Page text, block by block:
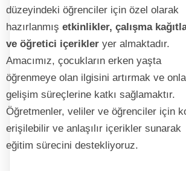
düzeyindeki öğrenciler için özel olarak
hazırlanmış etkinlikler, çalışma
ve öğretici içerikler yer almaktadır.
Amacımız, çocukların erken yaşta
öğrenmeye olan ilgisini artırmak ve
gelişim süreçlerine katkı sağlamaktır.
Öğretmenler, veliler ve öğrenciler için
erişilebilir ve anlaşılır içerikler sunarak
eğitim sürecini destekliyoruz.